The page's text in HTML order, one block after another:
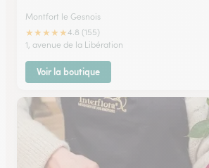
Montfort le Gesnois
★★★★★4.8 (155)
1, avenue de la Libération
Voir la boutique